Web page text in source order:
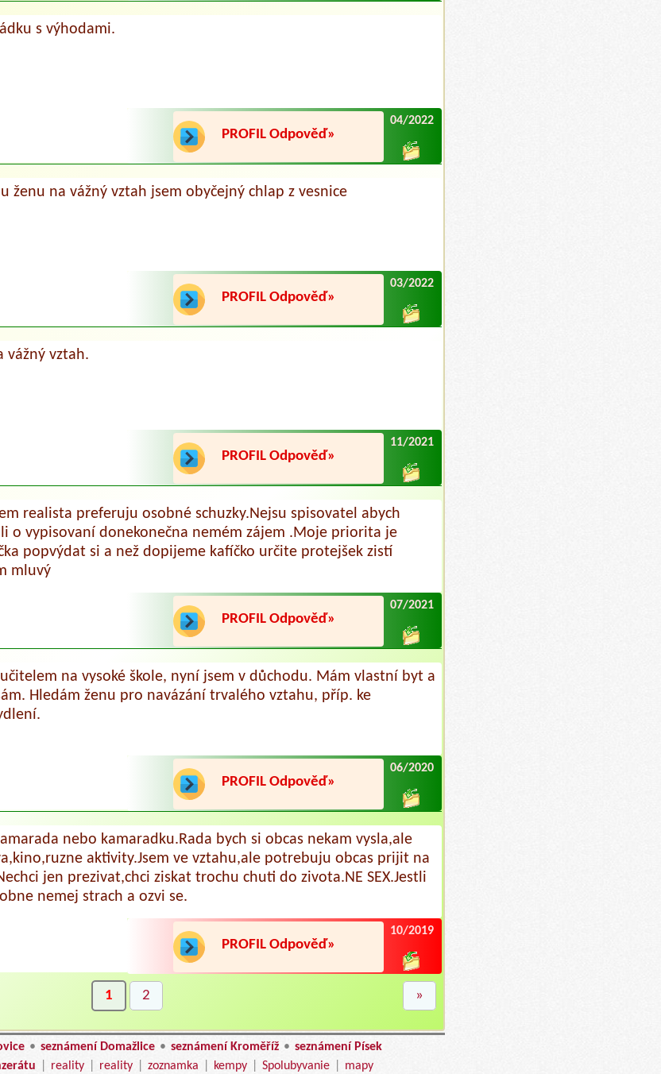
s výhodami.
PROFIL Odpověď»
04/2022
ženu na vážný vztah jsem obyčejný chlap z vesnice
PROFIL Odpověď»
03/2022
vážný vztah.
PROFIL Odpověď»
11/2021
realista preferuju osobné schuzky.Nejsu spisovatel abych
o vypisovaní donekonečna nemém zájem .Moje priorita je
popvýdat si a než dopijeme kafíčko určite protejšek zistí
mluvý
PROFIL Odpověď»
07/2021
na vysoké škole, nyní jsem v důchodu. Mám vlastní byt a
Hledám ženu pro navázání trvalého vztahu, příp. ke
PROFIL Odpověď»
06/2020
nebo kamaradku.Rada bych si obcas nekam vysla,ale
aktivity.Jsem ve vztahu,ale potrebuju obcas prijit na
jen prezivat,chci ziskat trochu chuti do zivota.NE SEX.Jestli
nemej strach a ozvi se.
PROFIL Odpověď»
10/2019
1 2 »
• seznámení Domažlice • seznámení Kroměříž • seznámení Písek
reality reality zoznamka kempy Spolubyvanie mapy